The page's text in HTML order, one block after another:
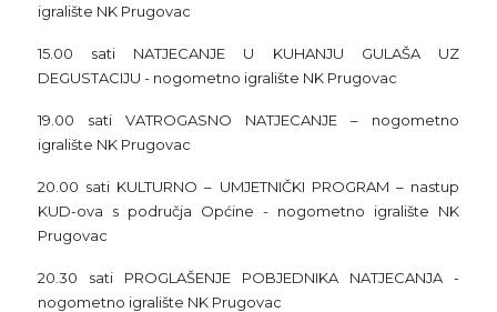
igralište NK Prugovac
15.00 sati NATJECANJE U KUHANJU GULAŠA UZ
DEGUSTACIJU - nogometno igralište NK Prugovac
19.00 sati VATROGASNO NATJECANJE – nogometno
igralište NK Prugovac
20.00 sati KULTURNO – UMJETNIČKI PROGRAM – nastup
KUD-ova s područja Općine - nogometno igralište NK
Prugovac
20.30 sati PROGLAŠENJE POBJEDNIKA NATJECANJA -
nogometno igralište NK Prugovac